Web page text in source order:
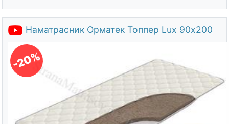
Наматрасник Орматек Топпер Lux 90х200
-20%